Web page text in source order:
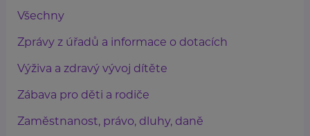
Všechny
Zprávy z úřadů a informace o dotacích
Výživa a zdravý vývoj dítěte
Zábava pro děti a rodiče
Zaměstnanost, právo, dluhy, daně